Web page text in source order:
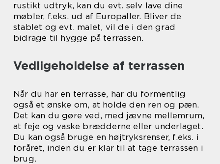
rustikt udtryk, kan du evt. selv lave dine
møbler, f.eks. ud af Europaller. Bliver de
stablet og evt. malet, vil de i den grad
bidrage til hygge på terrassen.
Vedligeholdelse af terrassen
Når du har en terrasse, har du formentlig
også et ønske om, at holde den ren og pæn.
Det kan du gøre ved, med jævne mellemrum,
at feje og vaske brædderne eller underlaget.
Du kan også bruge en højtryksrenser, f.eks. i
foråret, inden du er klar til at tage terrassen i
brug.